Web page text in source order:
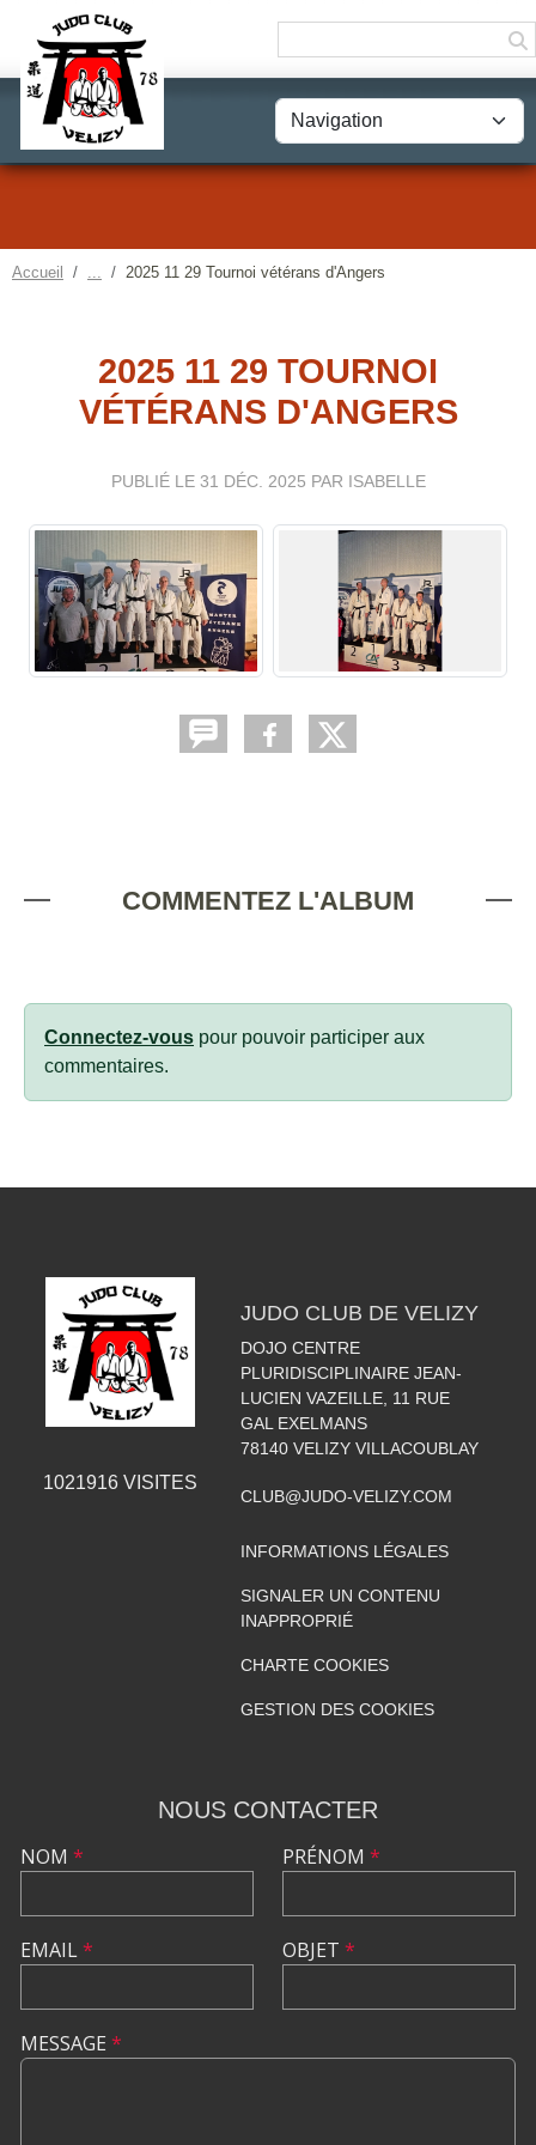
Accueil 2025 11 29 Tournoi vétérans d'Angers
2025 11 29 TOURNOI
VÉTÉRANS D'ANGERS
PUBLIÉ LE 31 DÉC. 2025 PAR ISABELLE
COMMENTEZ L'ALBUM
Connectez-vous pour pouvoir participer aux
commentaires.
1021916VISITES
JUDO CLUB DE VELIZY
DOJO CENTRE
PLURIDISCIPLINAIRE JEAN-
LUCIEN VAZEILLE, 11 RUE
GAL EXELMANS
78140 VELIZY VILLACOUBLAY
CLUB@JUDO-VELIZY.COM
INFORMATIONS LÉGALES
SIGNALER UN CONTENU
INAPPROPRIÉ
CHARTE COOKIES
GESTION DES COOKIES
NOUS CONTACTER
NOM *
EMAIL*
PRÉNOM *
OBJET *
MESSAGE *
Panneau de gestion des cookies